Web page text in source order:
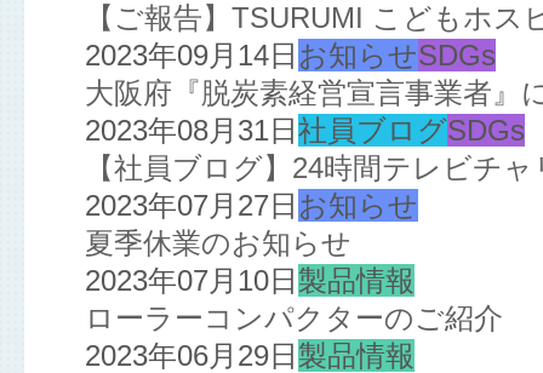
【ご報告】TSURUMI こどもホ
2023年09月14日 お知らせSDGs
大阪府『脱炭素経営宣言事業者』
2023年08月31日 社員ブログSDGs
【社員ブログ】24時間テレビチ
2023年07月27日 お知らせ
夏季休業のお知らせ
2023年07月10日 製品情報
ローラーコンパクターのご紹介
2023年06月29日 製品情報